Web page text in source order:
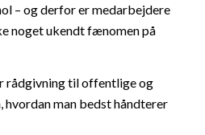
– og derfor er medarbejdere
noget ukendt fænomen på
rådgivning til offentlige og
man bedst håndterer